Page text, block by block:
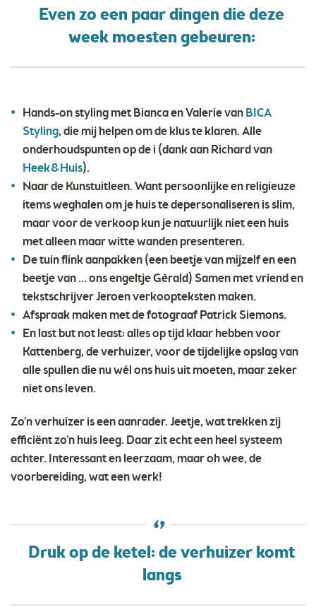
Even zo een paar dingen die deze
week moesten gebeuren:
Hands-on styling met Bianca en Valerie vanBICA
Styling, die mij helpen om de klus te klaren. Alle
onderhoudspunten op de i (dank aan Richard van
Heek&Huis).
Naar de Kunstuitleen. Want persoonlijke en religieuze
items weghalen om je huis te depersonaliseren is slim,
maar voor de verkoop kun je natuurlijk niet een huis
met alleen maar witte wanden presenteren.
De tuin flink aanpakken (een beetje van mijzelf en een
beetje van … ons engeltje Gèrald) Samen met vriend en
tekstschrijver Jeroen verkoopteksten maken.
Afspraak maken met de fotograaf Patrick Siemons.
En last but not least: alles op tijd klaar hebben voor
Kattenberg, de verhuizer, voor de tijdelijke opslag van
alle spullen die nu wél ons huis uit moeten, maar zeker
niet ons leven.
Zo’n verhuizer is een aanrader. Jeetje, wat trekken zij
efficiënt zo’n huis leeg. Daar zit echt een heel systeem
achter. Interessant en leerzaam, maar oh wee, de
voorbereiding, wat een werk!
Druk op de ketel: de verhuizer komt
langs